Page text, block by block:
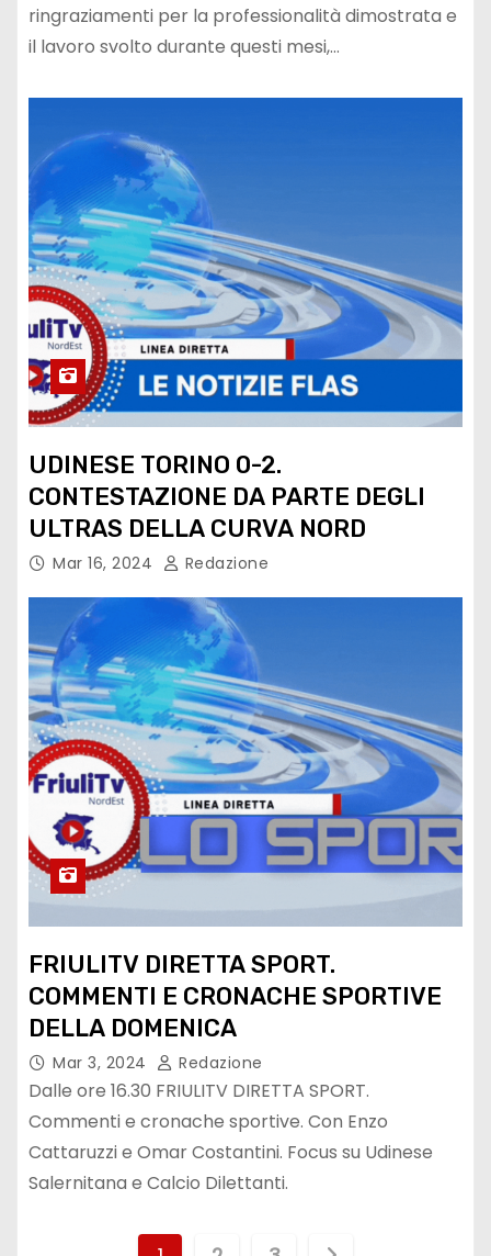
ringraziamenti per la professionalità dimostrata e
il lavoro svolto durante questi mesi,…
UDINESE TORINO 0-2.
CONTESTAZIONE DA PARTE DEGLI
ULTRAS DELLA CURVA NORD
Mar 16, 2024 Redazione
FRIULITV DIRETTA SPORT.
COMMENTI E CRONACHE SPORTIVE
DELLA DOMENICA
Mar 3, 2024 Redazione
Dalle ore 16.30 FRIULITV DIRETTA SPORT.
Commenti e cronache sportive. Con Enzo
Cattaruzzi e Omar Costantini. Focus su Udinese
Salernitana e Calcio Dilettanti.